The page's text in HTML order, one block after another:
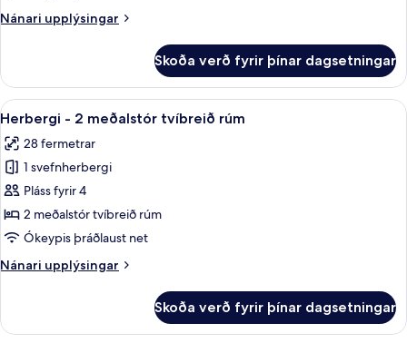
tvíbreitt
Nánari upplýsingar
Nánari
-
stórt
tvíbreitt
rúm
Skoða verð fyrir þínar dagsetningar
Skoða
allar
myndir
fyrir
Herbergi
-
2
tvíbreið
Rúmföt af bestu gerð, rúm með
4
Herbergi - 2 meðalstór tvíbreið rúm
28 fermetrar
1 svefnherbergi
Pláss fyrir 4
2 meðalstór tvíbreið rúm
Ókeypis þráðlaust net
Nánari upplýsingar
Nánari
-
Skoða verð fyrir þínar dagsetningar